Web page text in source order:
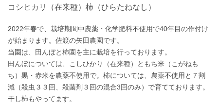
コシヒカリ（在来種）柿（ひらたねなし）
2022年春で、栽培期間中農薬・化学肥料不使用で40年目の作付け
が始まります。佐渡の矢田農園です。
当園は、田んぼと柿園を主に栽培を行っております。
田んぼについては、こしひかり（在来種）ともち米（こがねも
ち）黒・赤米を農薬不使用で。柿については、農薬不使用と７割
減（殺虫３３回、殺菌剤３回の混合3回のみ）で育てております。
干し柿もやってます。